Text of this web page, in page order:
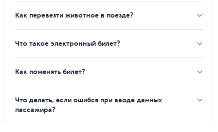
Как перевезти животное в поезде?
Что такое электронный билет?
Как поменять билет?
Что делать, если ошибся при вводе данных
пассажира?